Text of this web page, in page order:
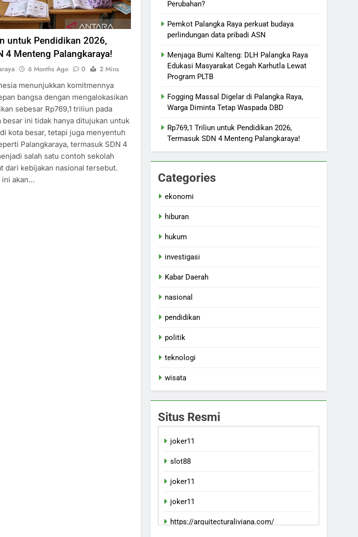
untuk Pendidikan 2026,
4 Menteng Palangkaraya!
6 Months Ago 0
2 Mins
menunjukkan komitmennya
bangsa dengan mengalokasikan
sebesar Rp769,1 triliun pada
besar ini tidak hanya ditujukan untuk
kota besar, tetapi juga menyentuh
Palangkaraya, termasuk SDN 4
salah satu contoh sekolah
dari kebijakan nasional tersebut.
ini akan…
Perubahan?
Pemkot Palangka Raya perkuat budaya
perlindungan data pribadi ASN
Menjaga Bumi Kalteng: DLH Palangka Raya
Edukasi Masyarakat Cegah Karhutla Lewat
Program PLTB
Fogging Massal Digelar di Palangka Raya,
Warga Diminta Tetap Waspada DBD
Rp769,1 Triliun untuk Pendidikan 2026,
Termasuk SDN 4 Menteng Palangkaraya!
Categories
ekonomi
hiburan
hukum
investigasi
Kabar Daerah
nasional
pendidikan
politik
teknologi
wisata
Situs Resmi
joker11
slot88
joker11
joker11
https://arquitecturaliviana.com/